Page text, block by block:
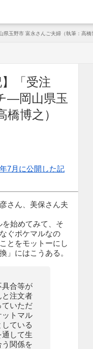
玉野市 富永さんご夫婦（執筆：高橋
「受注
—岡山県玉
博之）
7月に公開した記
さん、美保さん夫
始めてみて、そ
ぐポケマルなの
とをモットーにし
」にはこうある。
具合等が
と注文者
ていただ
ットマル
ている
して生
関係を